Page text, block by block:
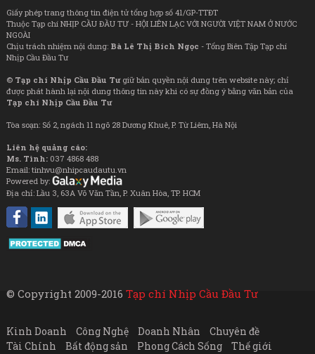
Giấy phép trang thông tin điện tử tổng hợp số 41/GP-TTĐT
Thuộc Tạp chí NHỊP CẦU ĐẦU TƯ - HỘI LIÊN LẠC VỚI NGƯỜI VIỆT NAM Ở NƯỚC
NGOÀI
Chịu trách nhiệm nội dung: Bà Lê Thị Bích Ngọc - Tổng Biên Tập Tạp chí
Nhịp Cầu Đầu Tư
© Tạp chí Nhịp Cầu Đầu Tưgiữ bản quyền nội dung trên website này; chỉ
được phát hành lại nội dung thông tin này khi có sự đồng ý bằng văn bản của
Tạp chí Nhịp Cầu Đầu Tư
Tòa soạn: Số 2, ngách 11 ngõ 28 Dương Khuê, P. Từ Liêm, Hà Nội
Liên hệ quảng cáo:
Ms. Tình: 037 4868 488
Email: tinhvu@nhipcaudautu.vn
Powered by:
Địa chỉ: Lầu 3, 63A Võ Văn Tần, P. Xuân Hòa, TP. HCM
© Copyright 2009-2016 Tạp chí Nhịp Cầu Đầu Tư
Kinh Doanh Công Nghệ Doanh Nhân
Chuyên đề
Tài Chính
Bất động sản Phong Cách Sống
Thế giới